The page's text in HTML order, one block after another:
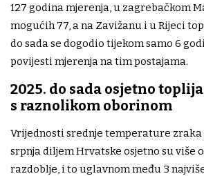
127 godina mjerenja, u zagrebačkom
mogućih 77, a na Zavižanu i u Rijeci
do sada se dogodio tijekom samo 6
povijesti mjerenja na tim postajama.
2025. do sada osjetno
s raznolikom oborinom
Vrijednosti srednje temperature zraka
srpnja diljem Hrvatske osjetno su više
razdoblje, i to uglavnom među 3